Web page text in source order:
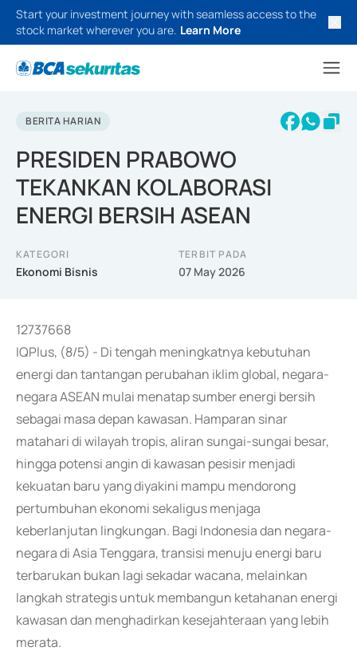
Start your investment journey with seamless access to the
stock market wherever you are. Learn More
BERITA HARIAN
PRESIDEN PRABOWO
TEKANKAN KOLABORASI
ENERGI BERSIH ASEAN
KATEGORI
Ekonomi Bisnis
TERBIT PADA
07 May 2026
12737668
IQPlus, (8/5) - Di tengah meningkatnya kebutuhan
energi dan tantangan perubahan iklim global, negara-
negara ASEAN mulai menatap sumber energi bersih
sebagai masa depan kawasan. Hamparan sinar
matahari di wilayah tropis, aliran sungai-sungai besar,
hingga potensi angin di kawasan pesisir menjadi
kekuatan baru yang diyakini mampu mendorong
pertumbuhan ekonomi sekaligus menjaga
keberlanjutan lingkungan. Bagi Indonesia dan negara-
negara di Asia Tenggara, transisi menuju energi baru
terbarukan bukan lagi sekadar wacana, melainkan
langkah strategis untuk membangun ketahanan energi
kawasan dan menghadirkan kesejahteraan yang lebih
merata.